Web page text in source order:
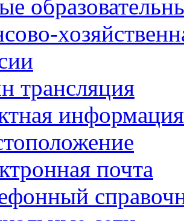
трансляция
информация
почта